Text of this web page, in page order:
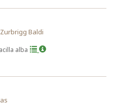
Baldi
alba